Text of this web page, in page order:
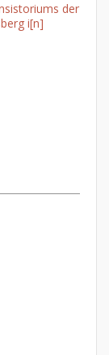
der
i[n]